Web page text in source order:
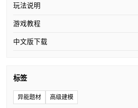
玩法说明
游戏教程
中文版下载
标签
异能题材 高级建模